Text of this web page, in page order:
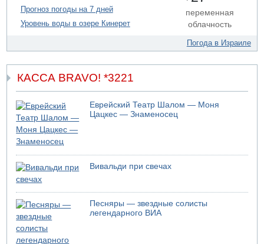
ДТП в Ашдоде: тяжело ранены двое маленьких детей
07.08.2026 19:14
Прогноз погоды на 7 дней
Уровень воды в озере Кинерет
переменная
облачность
Погода в Израиле
КАССА BRAVO! *3221
Еврейский Театр Шалом — Моня
Цацкес — Знаменосец
Вивальди при свечах
Песняры — звездные солисты
легендарного ВИА